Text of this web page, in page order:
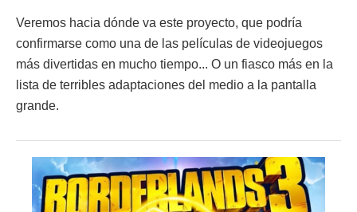
Veremos hacia dónde va este proyecto, que podría
confirmarse como una de las películas de videojuegos
más divertidas en mucho tiempo... O un fiasco más en la
lista de terribles adaptaciones del medio a la pantalla
grande.